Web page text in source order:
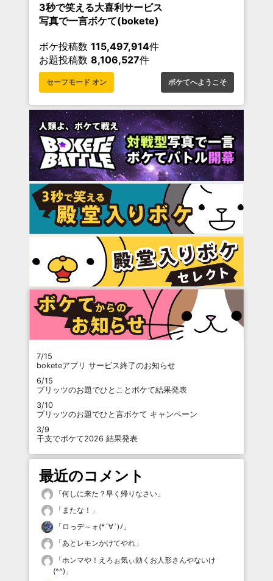
3秒で笑える大喜利サービス
写真で一言ボケて(bokete)
ボケ投稿数 115,497,914件
お題投稿数 8,106,527件
セーフモード オン ボケてへようこそ
7/15
boketeアプリ サービス終了のお知らせ
6/15
プリッツのお題でひとことボケて結果発表
3/10
プリッツのお題でひと言ボケて キャンペーン
3/9
干支でボケて2026 結果発表
最近のコメント
「何しに来た？早く帰りなさい 」
「 またな！ 」
「 ロっデ～ォ(*´∀`)ﾉ 」
「あとレモンかけてやれ 」
「ホンマや！えろぉ気ぃ効くお人形さんやないけ
(^^) 」